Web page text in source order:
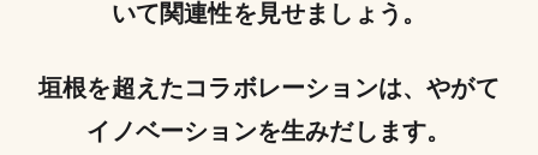
いて関連性を見せましょう。
垣根を超えたコラボレーションは、やがて
イノベーションを生みだします。